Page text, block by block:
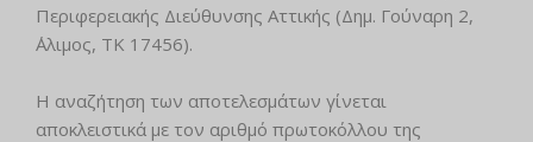
Περιφερειακής Διεύθυνσης Αττικής (Δημ. Γούναρη 2,
΄Αλιμος, ΤΚ 17456).
Η αναζήτηση των αποτελεσμάτων γίνεται
αποκλειστικά με τον αριθμό πρωτοκόλλου της